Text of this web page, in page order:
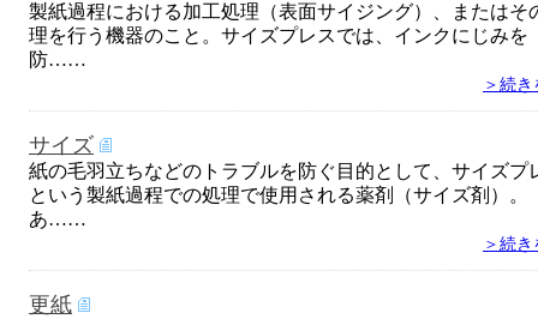
製紙過程における加工処理（表面サイジング）、またはそ
理を行う機器のこと。サイズプレスでは、インクにじみを
防……
＞続
サイズ
紙の毛羽立ちなどのトラブルを防ぐ目的として、サイズプ
という製紙過程での処理で使用される薬剤（サイズ剤）。
あ……
＞続
更紙